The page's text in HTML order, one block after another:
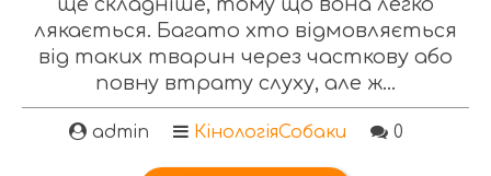
ще складніше, тому що вона легко
лякається. Багато хто відмовляється
від таких тварин через часткову або
повну втрату слуху, але ж...
admin КінологіяСобаки 0